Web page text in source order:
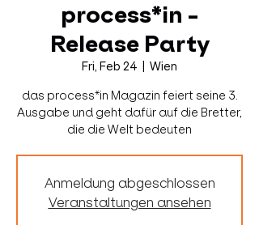
process*in -
Release Party
Fri, Feb 24
Wien
das process*in Magazin feiert seine 3.
Ausgabe und geht dafür auf die Bretter,
die die Welt bedeuten
Anmeldung abgeschlossen
Veranstaltungen ansehen